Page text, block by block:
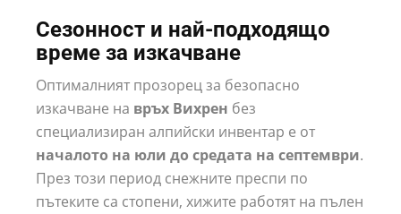
Сезонност и най-подходящо
време за изкачване
Оптималният прозорец за безопасно
изкачване на връх Вихрен без
специализиран алпийски инвентар е от
началото на юли до средата на септември.
През този период снежните преспи по
пътеките са стопени, хижите работят на пълен